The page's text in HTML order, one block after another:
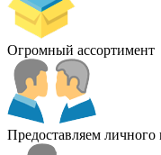
Огромный ассортимент
Предоставляем личного